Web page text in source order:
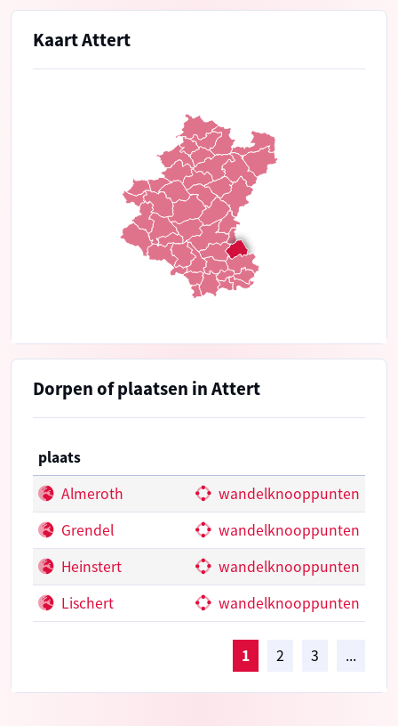
Kaart Attert
Dorpen of plaatsen in Attert
plaats
Almeroth
wandelknooppunten
Grendel
wandelknooppunten
Heinstert
wandelknooppunten
Lischert
wandelknooppunten
1 2 3 ...